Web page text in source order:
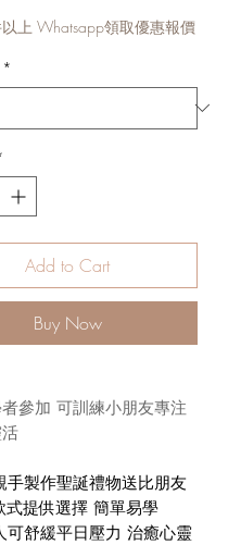
上 Whatsapp領取優惠報價
*
Add to Cart
Buy Now
參加 可訓練小朋友專注
手製作聖誕禮物送比朋友
提供選擇 簡單易學
可舒緩平日壓力 治癒心靈